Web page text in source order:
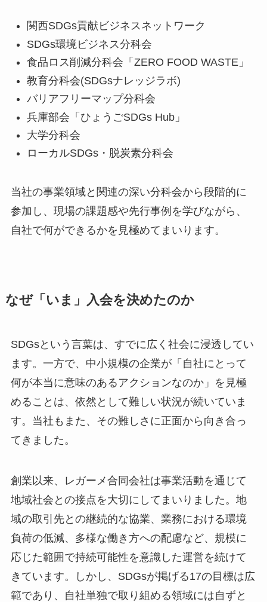
関西SDGs貢献ビジネスネットワーク
SDGs環境ビジネス分科会
食品ロス削減分科会「ZERO FOOD WASTE」
教育分科会(SDGsナレッジラボ)
バリアフリーマップ分科会
兵庫部会「ひょうごSDGs Hub」
大学分科会
ローカルSDGs・脱炭素分科会
当社の事業領域と関連の深い分科会から段階的に
参加し、現場の課題感や先行事例を学びながら、
自社で何ができるかを見極めてまいります。
なぜ「いま」入会を決めたのか
SDGsという言葉は、すでに広く社会に浸透してい
ます。一方で、中小規模の企業が「自社にとって
何が本当に意味のあるアクションなのか」を見極
めることは、依然として難しい状況が続いていま
す。当社もまた、その難しさに正面から向き合っ
てきました。
創業以来、レガーメ合同会社は事業活動を通じて
地域社会との接点を大切にしてまいりました。地
域の取引先との継続的な協業、業務における環境
負荷の低減、多様な働き方への配慮など、規模に
応じた範囲で持続可能性を意識した運営を続けて
きています。しかし、SDGsが掲げる17の目標は広
範であり、自社単独で取り組める領域には自ずと